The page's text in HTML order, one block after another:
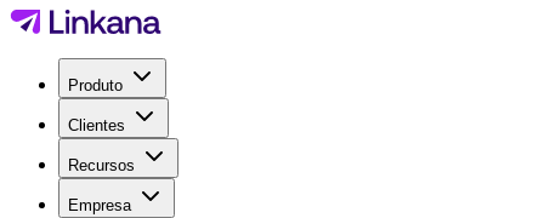
Produto
Clientes
Recursos
Empresa